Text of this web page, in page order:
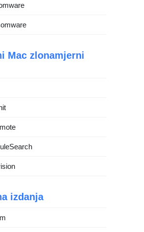
Mac zlonamjerni
izdanja